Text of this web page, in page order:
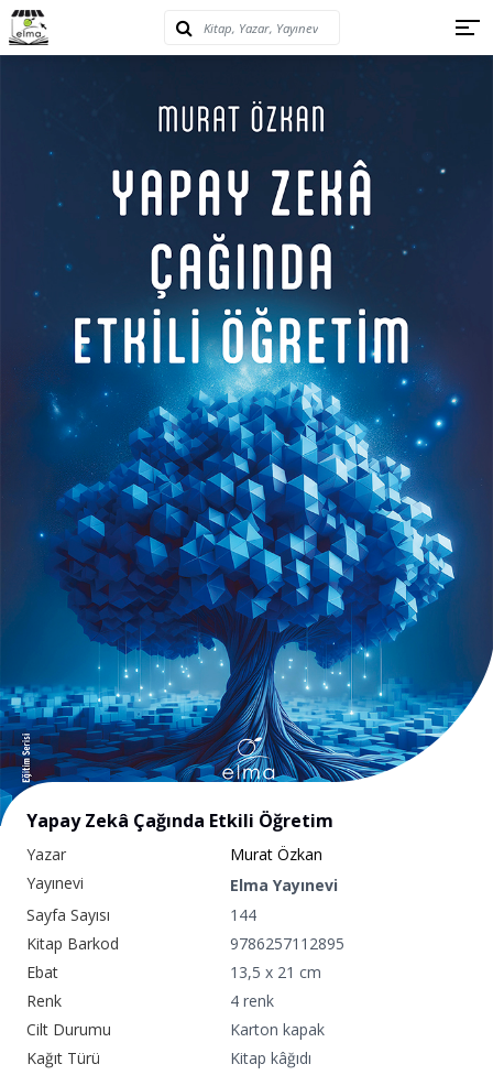
Yapay Zekâ Çağında Etkili Öğretim
Yazar
Murat Özkan
Yayınevi
Elma Yayınevi
Sayfa Sayısı
144
Kitap Barkod
9786257112895
Ebat
13,5 x 21 cm
Renk
4 renk
Cilt Durumu
Karton kapak
Kağıt Türü
Kitap kâğıdı